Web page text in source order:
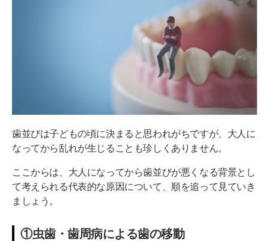
歯並びは子どもの頃に決まると思われがちですが、大人に
なってから乱れが生じることも珍しくありません。
ここからは、大人になってから歯並びが悪くなる背景とし
て考えられる代表的な原因について、順を追って見ていき
ましょう。
①虫歯・歯周病による歯の移動